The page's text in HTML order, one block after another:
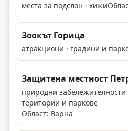
места за подслон · хижи
Зоокът Горица
атракциони · градини и
Защитена местност
природни забележителности
територии и паркове
Област: Варна